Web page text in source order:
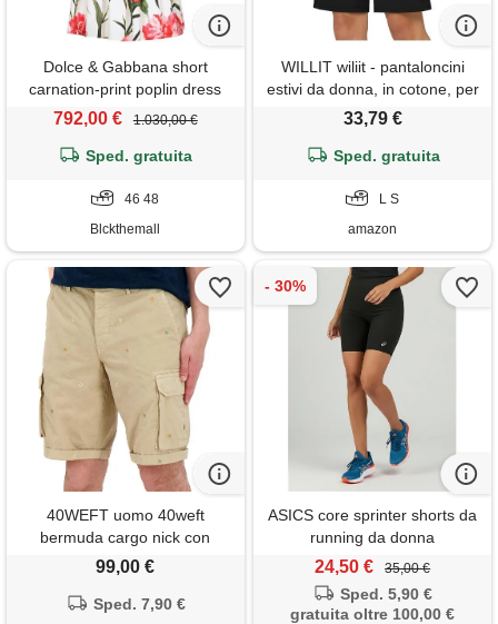
Dolce & Gabbana short
carnation-print poplin dress
792,00 € 1.030,00 €
Sped. gratuita
46 48
Blckthemall
WILLIT wiliit - pantaloncini
estivi da donna, in cotone, per
yoga, a vita alta, per corsa,
tasche, nero , l
33,79 €
Sped. gratuita
L S
amazon
40WEFT uomo 40weft
bermuda cargo nick con
ricami
99,00 €
Sped. 7,90 €
ASICS core sprinter shorts da
running da donna
24,50 € 35,00 €
Sped. 5,90 €
gratuita oltre 100,00 €